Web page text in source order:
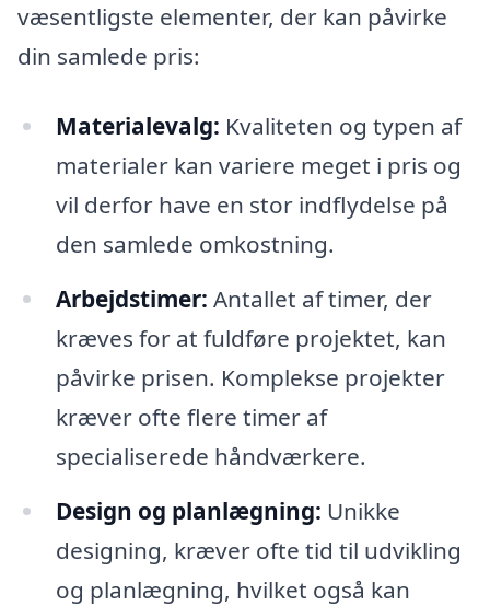
væsentligste elementer, der kan påvirke
din samlede pris:
Materialevalg: Kvaliteten og typen af
materialer kan variere meget i pris og
vil derfor have en stor indflydelse på
den samlede omkostning.
Arbejdstimer: Antallet af timer, der
kræves for at fuldføre projektet, kan
påvirke prisen. Komplekse projekter
kræver ofte flere timer af
specialiserede håndværkere.
Design og planlægning: Unikke
designing, kræver ofte tid til udvikling
og planlægning, hvilket også kan